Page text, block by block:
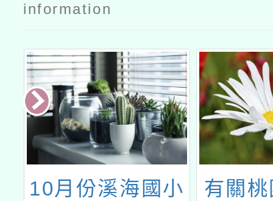
information
10月份溪海國小
有關